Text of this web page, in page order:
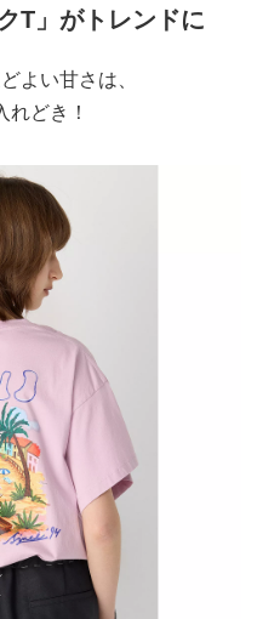
T」がトレンドに
よい甘さは、
れどき！